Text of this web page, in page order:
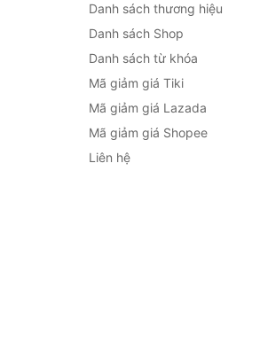
Danh sách thương hiệu
Danh sách Shop
Danh sách từ khóa
Mã giảm giá Tiki
Mã giảm giá Lazada
Mã giảm giá Shopee
Liên hệ